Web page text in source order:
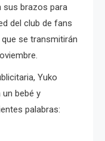
sus brazos para
del club de fans
se transmitirán
Yuko
bebé y
palabras: